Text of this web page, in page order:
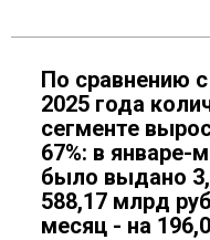
По сравнению
2025 года
сегменте
67%: в январе-
было выдано
588,17 млрд
месяц - на